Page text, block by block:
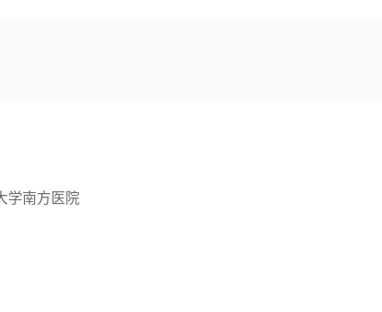
学南方医院